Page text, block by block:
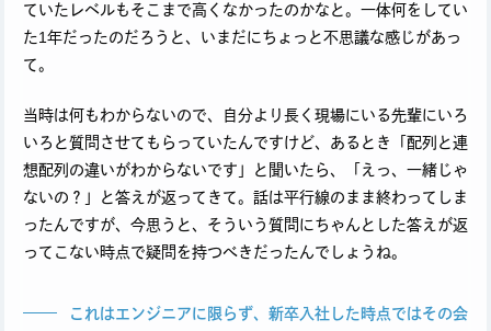
ていたレベルもそこまで高くなかったのかなと。一体何をしてい
た1年だったのだろうと、いまだにちょっと不思議な感じがあっ
て。
当時は何もわからないので、自分より長く現場にいる先輩にいろ
いろと質問させてもらっていたんですけど、あるとき「配列と連
想配列の違いがわからないです」と聞いたら、「えっ、一緒じゃ
ないの？」と答えが返ってきて。話は平行線のまま終わってしま
ったんですが、今思うと、そういう質問にちゃんとした答えが返
ってこない時点で疑問を持つべきだったんでしょうね。
これはエンジニアに限らず、新卒入社した時点ではその会